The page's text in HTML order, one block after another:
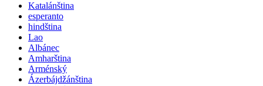
Katalánština
esperanto
hindština
Lao
Albánec
Amharština
Arménský
Ázerbájdžánština